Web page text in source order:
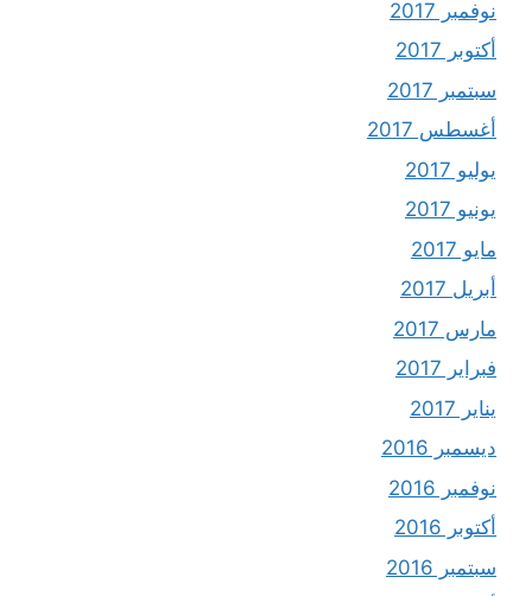
نوفمبر 2017
أكتوبر 2017
سبتمبر 2017
أغسطس 2017
يوليو 2017
يونيو 2017
مايو 2017
أبريل 2017
مارس 2017
فبراير 2017
يناير 2017
ديسمبر 2016
نوفمبر 2016
أكتوبر 2016
سبتمبر 2016